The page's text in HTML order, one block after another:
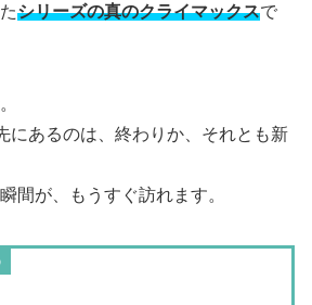
シリーズの真のクライマックスで
にあるのは、終わりか、それとも新
間が、もうすぐ訪れます。